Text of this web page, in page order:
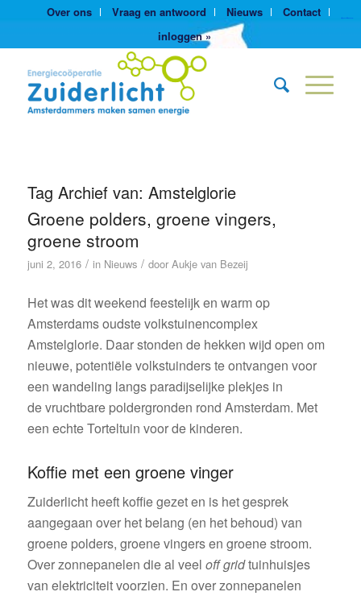
Over ons Vraag en antwoord Nieuws
Contact
inloggen »
Tag Archief van: Amstelglorie
Groene polders, groene vingers,
groene stroom
juni 2, 2016 / in Nieuws / door Aukje van Bezeij
Het was dit weekend feestelijk en warm op
Amsterdams oudste volkstuinencomplex
Amstelglorie. Daar stonden de hekken wijd open om
nieuwe, potentiële volkstuinders te ontvangen voor
een wandeling langs paradijselijke plekjes in
de vruchtbare poldergronden rond Amsterdam. Met
een echte Torteltuin voor de kinderen.
Koffie met een groene vinger
Zuiderlicht heeft koffie gezet en is het gesprek
aangegaan over het belang (en het behoud) van
groene polders, groene vingers en groene stroom.
Over zonnepanelen die al veel off gridtuinhuisjes
van elektriciteit voorzien. En over zonnepanelen